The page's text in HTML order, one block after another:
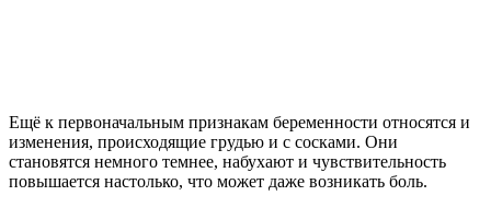
Ещё к первоначальным признакам беременности относятся и
изменения, происходящие грудью и с сосками. Они
становятся немного темнее, набухают и чувствительность
повышается настолько, что может даже возникать боль.